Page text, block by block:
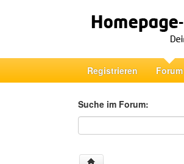
Registrieren Forum
Suche im Forum:
Suche im Forum